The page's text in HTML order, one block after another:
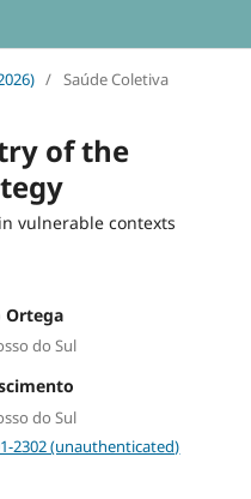
/ Saúde Coletiva
of the
vulnerable contexts
Ortega
do Sul
do Sul
2302 (unauthenticated)